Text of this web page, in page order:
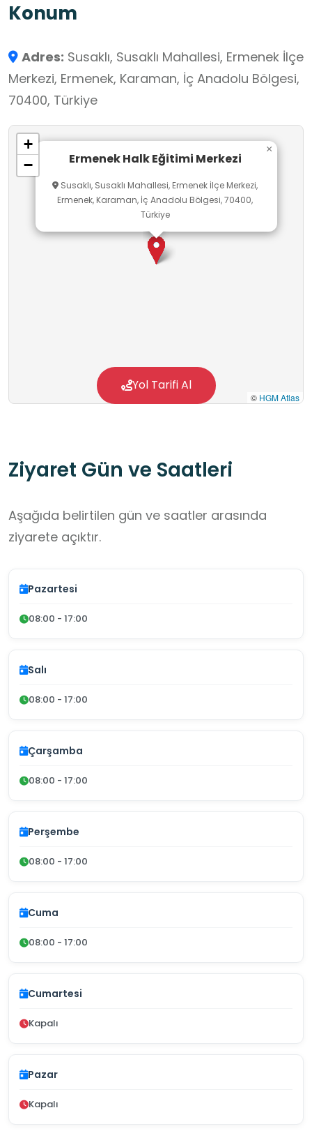
Konum
Adres: Susaklı, Susaklı Mahallesi, Ermenek İlçe
Merkezi, Ermenek, Karaman, İç Anadolu Bölgesi,
70400, Türkiye
Ermenek Halk Eğitimi Merkezi
Susaklı, Susaklı Mahallesi, Ermenek İlçe Merkezi,
Ermenek, Karaman, İç Anadolu Bölgesi, 70400,
Türkiye
×
+
−
© HGM Atlas
Yol Tarifi Al
Ziyaret Gün ve Saatleri
Aşağıda belirtilen gün ve saatler arasında
ziyarete açıktır.
Pazartesi
08:00 - 17:00
Salı
08:00 - 17:00
Çarşamba
08:00 - 17:00
Perşembe
08:00 - 17:00
Cuma
08:00 - 17:00
Cumartesi
Kapalı
Pazar
Kapalı